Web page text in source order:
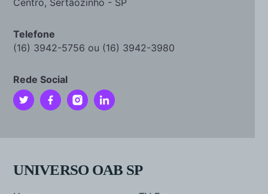
Centro, Sertãozinho - SP
Telefone
(16) 3942-5756 ou (16) 3942-3980
Rede Social
UNIVERSO OAB SP